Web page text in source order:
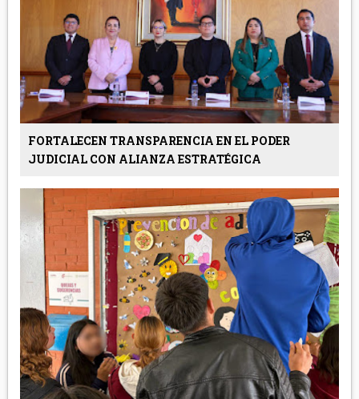
FORTALECEN TRANSPARENCIA EN EL PODER
JUDICIAL CON ALIANZA ESTRATÉGICA